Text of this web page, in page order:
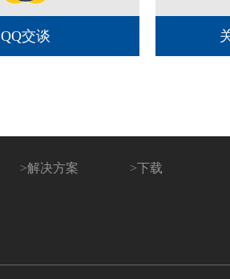
QQ交谈
>解决方案 >下载